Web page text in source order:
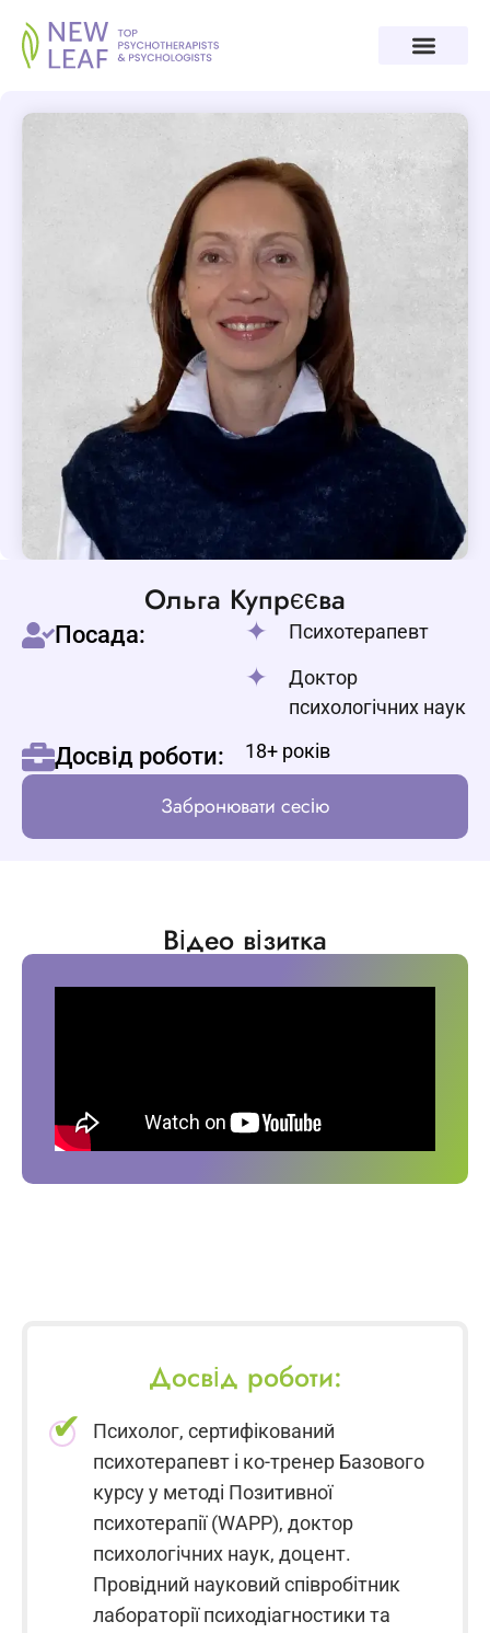
Ольга Купрєєва
Посада:
Психотерапевт
Доктор
психологічних наук
Досвід роботи: 18+ років
Забронювати сесію
Відео візитка
Досвід роботи:
Психолог, сертифікований
психотерапевт і ко-тренер Базового
курсу у методі Позитивної
психотерапії (WAPP), доктор
психологічних наук, доцент.
Провідний науковий співробітник
лабораторії психодіагностики та